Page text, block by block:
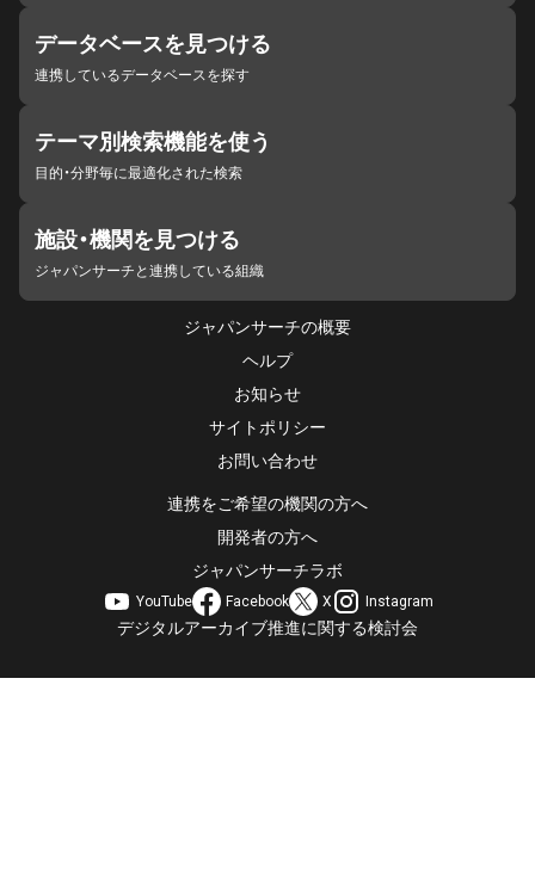
データベースを見つける
連携しているデータベースを探す
テーマ別検索機能を使う
目的・分野毎に最適化された検索
施設・機関を見つける
ジャパンサーチと連携している組織
ジャパンサーチの概要
ヘルプ
お知らせ
サイトポリシー
お問い合わせ
連携をご希望の機関の方へ
開発者の方へ
ジャパンサーチラボ
YouTube Facebook X Instagram
デジタルアーカイブ推進に関する検討会